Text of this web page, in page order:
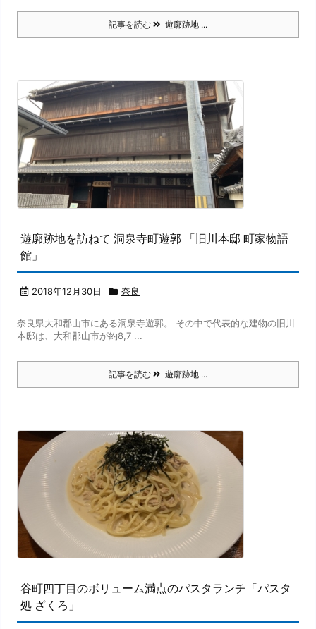
記事を読む 遊廓跡地 ...
遊廓跡地を訪ねて 洞泉寺町遊郭 「旧川本邸 町家物語
館」
2018年12月30日 奈良
奈良県大和郡山市にある洞泉寺遊郭。 その中で代表的な建物の旧川
本邸は、大和郡山市が約8,7 ...
記事を読む 遊廓跡地 ...
谷町四丁目のボリューム満点のパスタランチ「パスタ
処 ざくろ」